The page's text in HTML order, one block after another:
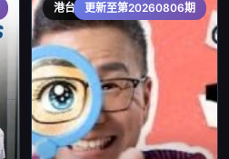
港台综艺更新至第20260806期